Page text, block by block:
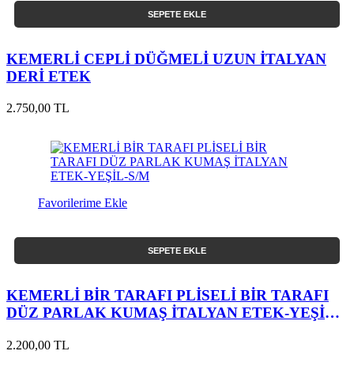
SEPETE EKLE
KEMERLİ CEPLİ DÜĞMELİ UZUN İTALYAN
DERİ ETEK
2.750,00 TL
Favorilerime Ekle
SEPETE EKLE
KEMERLİ BİR TARAFI PLİSELİ BİR TARAFI
DÜZ PARLAK KUMAŞ İTALYAN ETEK-YEŞİL-
2.200,00 TL